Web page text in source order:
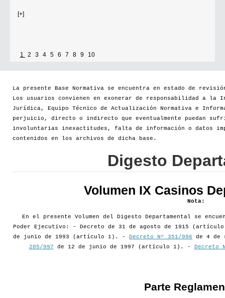
[+]
1 2 3 4 5 6 7 8 9 10
La presente Base Normativa se encuentra en estado de
Los usuarios convienen en exonerar de responsabilidad a la
Jurídica, Equipo Técnico de Actualización Normativa e
perjuicio, directo o indirecto que eventualmente puedan
involuntarias inexactitudes, falta de información o datos
contenidos en los archivos de dicha base.
Digesto
Volumen IX Casinos
Nota:
En el presente Volumen del Digesto Departamental se
Poder Ejecutivo: - Decreto de 31 de agosto de 1915
de junio de 1993 (artículo 1). -
Decreto Nº 351/996 de 4 de
205/997 de 12 de junio de 1997 (artículo 1). - Decreto
Parte